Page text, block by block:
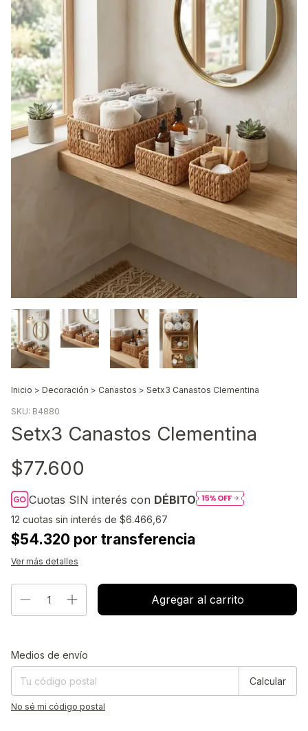
Inicio > Decoración > Canastos > Setx3 Canastos Clementina
SKU: B4880
Setx3 Canastos Clementina
$77.600
Cuotas SIN interés con DÉBITO
12 cuotas sin interés de $6.466,67
$54.320 por transferencia
Ver más detalles
Entregas para el CP:
Medios de envío
Calcular
No sé mi código postal